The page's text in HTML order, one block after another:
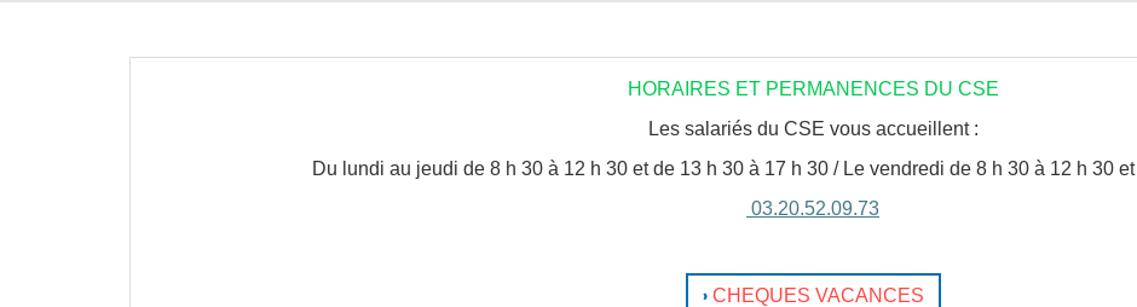
HORAIRES ET PERMANENCES DU CSE
Les salariés du CSE vous accueillent :
Du lundi au jeudi de 8 h 30 à 12 h 30 et de 13 h 30 à 17 h 30 / Le vendredi de 8 h 30 à 12 h 30
03.20.52.09.73
CHEQUES VACANCES